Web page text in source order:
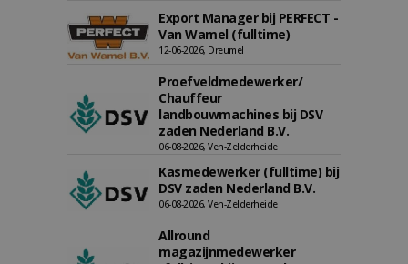
Export Manager bij PERFECT -
Van Wamel (fulltime)
12-06-2026, Dreumel
Proefveldmedewerker/
Chauffeur
landbouwmachines bij DSV
zaden Nederland B.V.
06-08-2026, Ven-Zelderheide
Kasmedewerker (fulltime) bij
DSV zaden Nederland B.V.
06-08-2026, Ven-Zelderheide
Allround
magazijnmedewerker